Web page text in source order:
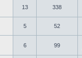
13 338
5 52
6 99